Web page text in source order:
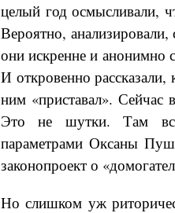
целый год осмысливали,
Вероятно, анализировали,
они искренне и анонимно
И откровенно
ним «приставал». Сейчас
Это не шутки. Там
параметрами Оксаны
законопроект о
Но слишком уж